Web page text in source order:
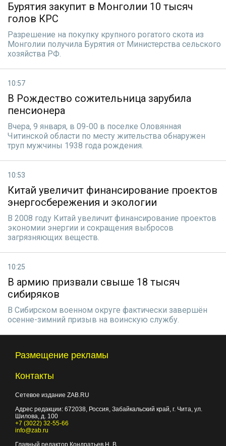
Бурятия закупит в Монголии 10 тысяч
голов КРС
Разрешение на покупку крупного рогатого скота из
Монголии получила Бурятия от Министерства сельского
хозяйства РФ.
10:57
В Рождество сожительница зарубила
пенсионера
Вчера, 9 января, в 09-00 в поселке Оловянная
Читинской области по месту жительства обнаружен
труп мужчины 1938 года рождения.
10:53
Китай увеличит финансирование проектов
энергосбережения и экологии
В 2008 году Китай увеличит финансирование проектов
экономии энергии и сокращения выбросов
загрязняющих веществ.
10:25
В армию призвали свыше 18 тысяч
сибиряков
В Сибирском военном округе фактически завершён
осенне-зимний призыв на воинскую службу.
Размещение рекламы
Контакты
Сетевое издание ZAB.RU
Адрес редакции: 672038, Россия, Забайкальский край, г. Чита, ул.
Шилова, д. 100
+7 (3022) 32-55-66
info@zab.ru
Главный редактор Кондратьев Н. В.